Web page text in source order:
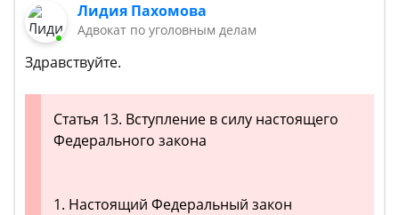
Лидия Пахомова
Адвокат по уголовным делам
Здравствуйте.
Статья 13. Вступление в силу настоящего
Федерального закона
1. Настоящий Федеральный закон